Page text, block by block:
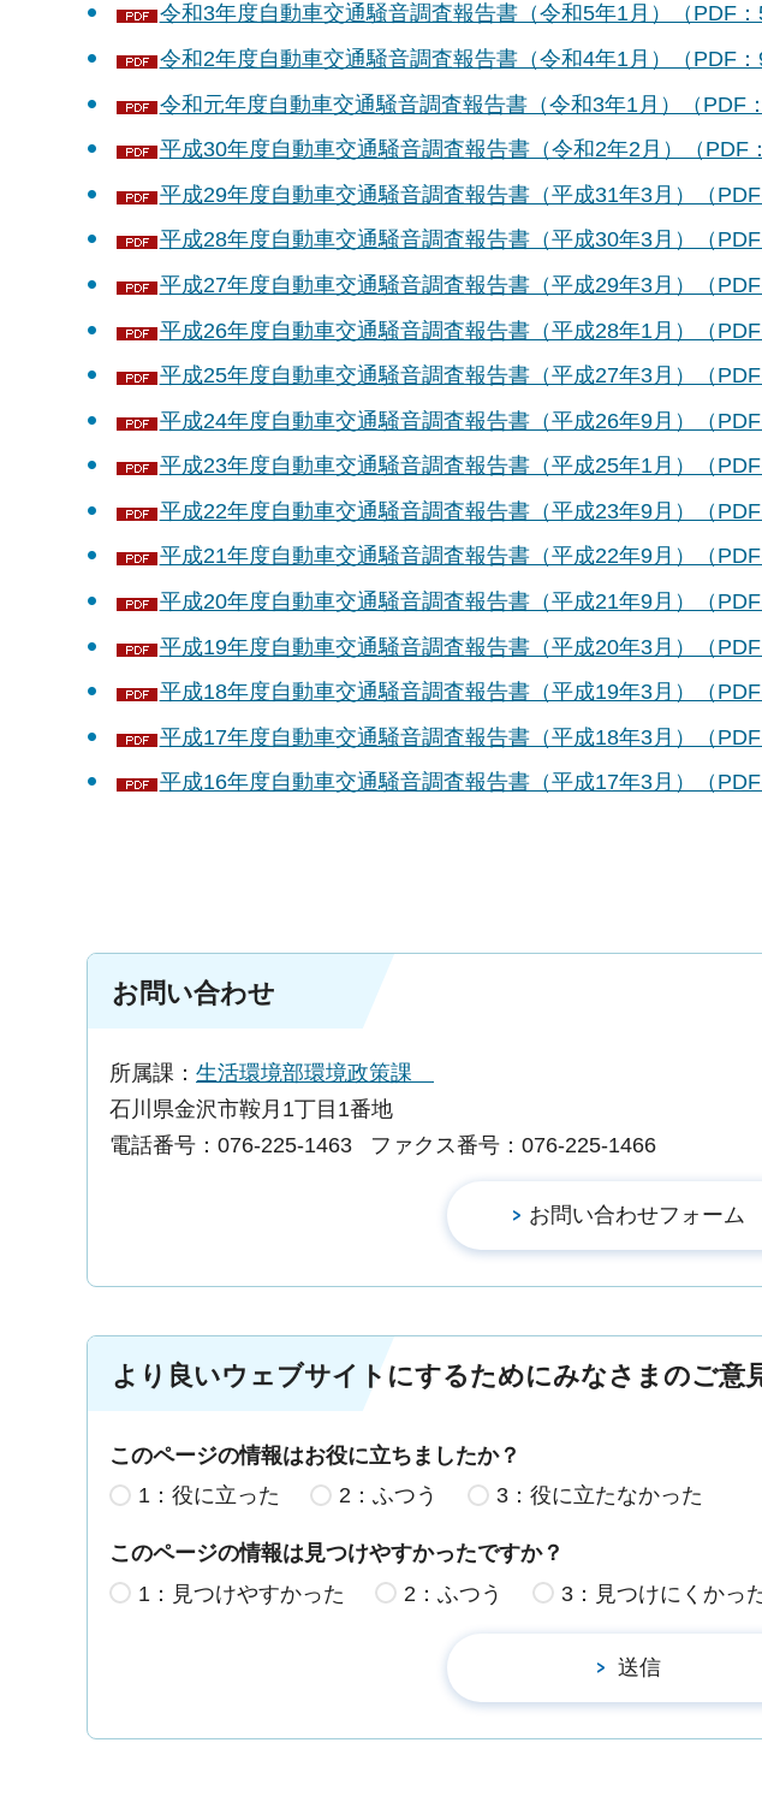
令和3年度自動車交通騒音調査報告書（令和5年1月）（PDF：
令和2年度自動車交通騒音調査報告書（令和4年1月）（PDF：
令和元年度自動車交通騒音調査報告書（令和3年1月）（PDF
平成30年度自動車交通騒音調査報告書（令和2年2月）（PDF
平成29年度自動車交通騒音調査報告書（平成31年3月）（PDF
平成28年度自動車交通騒音調査報告書（平成30年3月）（PDF
平成27年度自動車交通騒音調査報告書（平成29年3月）（PDF
平成26年度自動車交通騒音調査報告書（平成28年1月）（PDF
平成25年度自動車交通騒音調査報告書（平成27年3月）（PDF
平成24年度自動車交通騒音調査報告書（平成26年9月）（PDF
平成23年度自動車交通騒音調査報告書（平成25年1月）（PDF
平成22年度自動車交通騒音調査報告書（平成23年9月）（PDF
平成21年度自動車交通騒音調査報告書（平成22年9月）（PDF
平成20年度自動車交通騒音調査報告書（平成21年9月）（PDF
平成19年度自動車交通騒音調査報告書（平成20年3月）（PDF
平成18年度自動車交通騒音調査報告書（平成19年3月）（PDF
平成17年度自動車交通騒音調査報告書（平成18年3月）（PDF
平成16年度自動車交通騒音調査報告書（平成17年3月）（PDF
お問い合わせ
所属課： 生活環境部環境政策課
石川県金沢市鞍月1丁目1番地
電話番号：076-225-1463
ファクス番号：076-225-1466
より良いウェブサイトにするためにみなさまのご意
このページの情報はお役に立ちましたか？
1：役に立った
2：ふつう 3：役に立たなかった
このページの情報は見つけやすかったですか？
1：見つけやすかった
2：ふつう 3：見つけにくかっ